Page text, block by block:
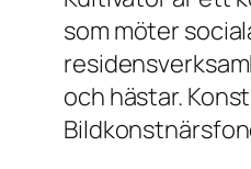
som möter
och hästar.